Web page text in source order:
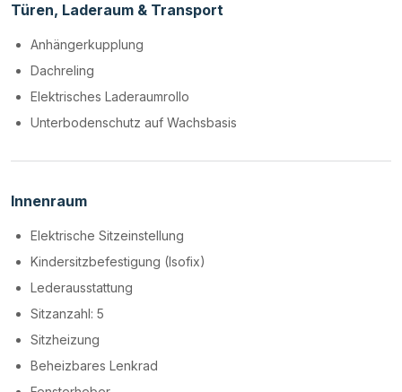
Türen, Laderaum & Transport
Anhängerkupplung
Dachreling
Elektrisches Laderaumrollo
Unterbodenschutz auf Wachsbasis
Innenraum
Elektrische Sitzeinstellung
Kindersitzbefestigung (Isofix)
Lederausstattung
Sitzanzahl: 5
Sitzheizung
Beheizbares Lenkrad